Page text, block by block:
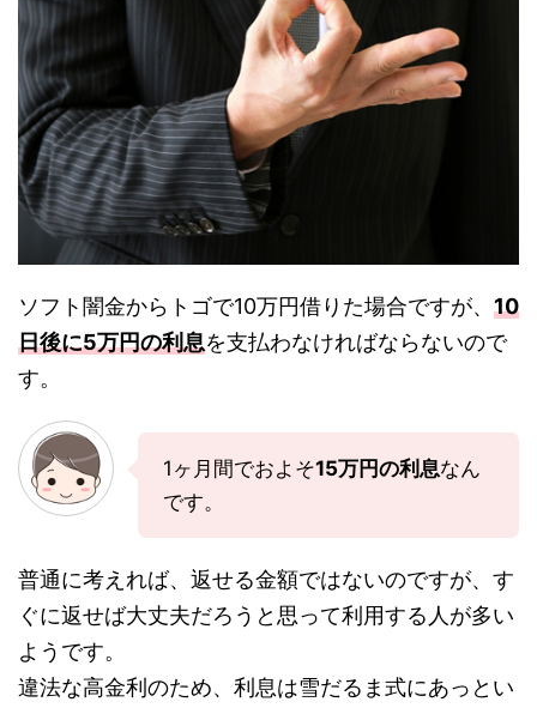
ソフト闇金からトゴで10万円借りた場合ですが、 10
日後に5万円の利息を支払わなければならないので
す。
1ヶ月間でおよそ15万円の利息なん
です。
普通に考えれば、返せる金額ではないのですが、す
ぐに返せば大丈夫だろうと思って利用する人が多い
ようです。
違法な高金利のため、利息は雪だるま式にあっとい